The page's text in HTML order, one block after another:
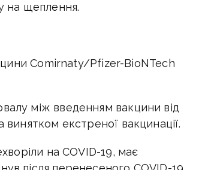
на щеплення.
Comirnaty/Pfizer-BioNTech
між введенням вакцини від
екстреної вакцинації.
на COVID-19, має